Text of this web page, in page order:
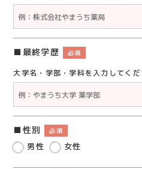
最終学歴 必須
大学名・学部・学科を入力してくだ
性別 必須
男性 女性